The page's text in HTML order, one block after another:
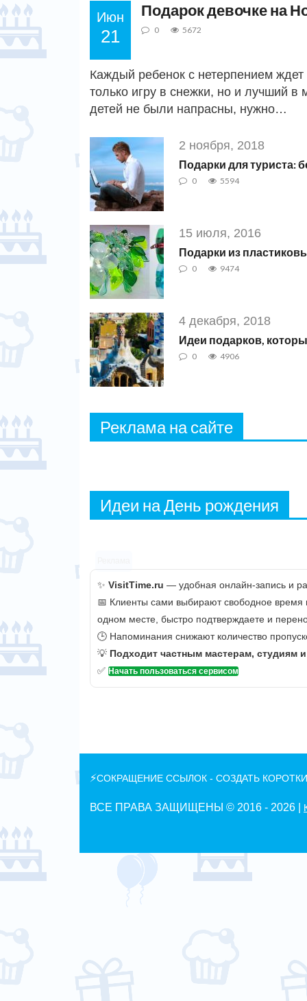
Июн
21
Подарок девочке на
0 5672
Каждый ребенок с нетерпением
только игру в снежки, но и лучший
детей не были напрасны, нужно…
2 ноября, 2018
Подарки для туриста:
0 5594
15 июля, 2016
Подарки из
0 9474
4 декабря, 2018
Идеи подарков,
0 4906
Реклама на сайте
Идеи на День рождения
✨ VisitTime.ru — удобная онлайн-запись и
📅 Клиенты сами выбирают свободное время
одном месте, быстро подтверждаете и
🕒 Напоминания снижают количество
💡 Подходит частным мастерам, студиям
✅ Начать пользоваться сервисом
⚡СОКРАЩЕНИЕ ССЫЛОК - СОЗДАТЬ
ВСЕ ПРАВА ЗАЩИЩЕНЫ © 2016 - 2026 |